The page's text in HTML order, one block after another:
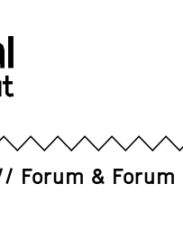
Forum & Forum